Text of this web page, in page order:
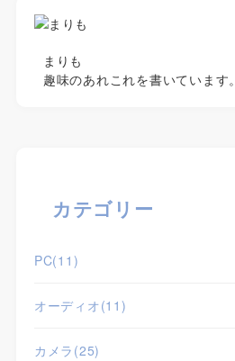
まりも
趣味のあれこれを書いています。
カテゴリー
PC(11)
オーディオ(11)
カメラ (25)